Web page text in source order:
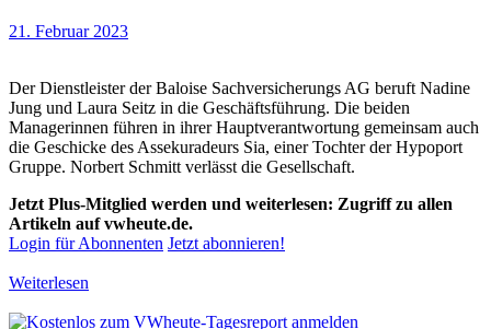
21. Februar 2023
Der Dienstleister der Baloise Sachversicherungs AG beruft Nadine
Jung und Laura Seitz in die Geschäftsführung. Die beiden
Managerinnen führen in ihrer Hauptverantwortung gemeinsam auch
die Geschicke des Assekuradeurs Sia, einer Tochter der Hypoport
Gruppe. Norbert Schmitt verlässt die Gesellschaft.
Jetzt Plus-Mitglied werden und weiterlesen: Zugriff zu allen
Artikeln auf vwheute.de.
Login für Abonnenten Jetzt abonnieren!
Weiterlesen